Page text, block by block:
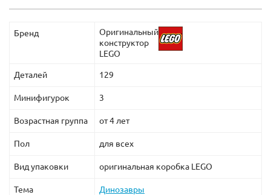
Бренд
Оригинальный
конструктор
LEGO
Деталей 129
Минифигурок 3
Возрастная группа от 4 лет
Пол для всех
Вид упаковки оригинальная коробка LEGO
Тема Динозавры